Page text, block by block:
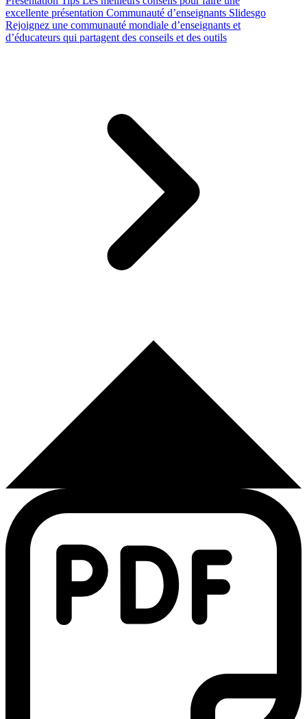
excellente présentation Communauté d’enseignants Slidesgo
Rejoignez une communauté mondiale d’enseignants et
d’éducateurs qui partagent des conseils et des outils